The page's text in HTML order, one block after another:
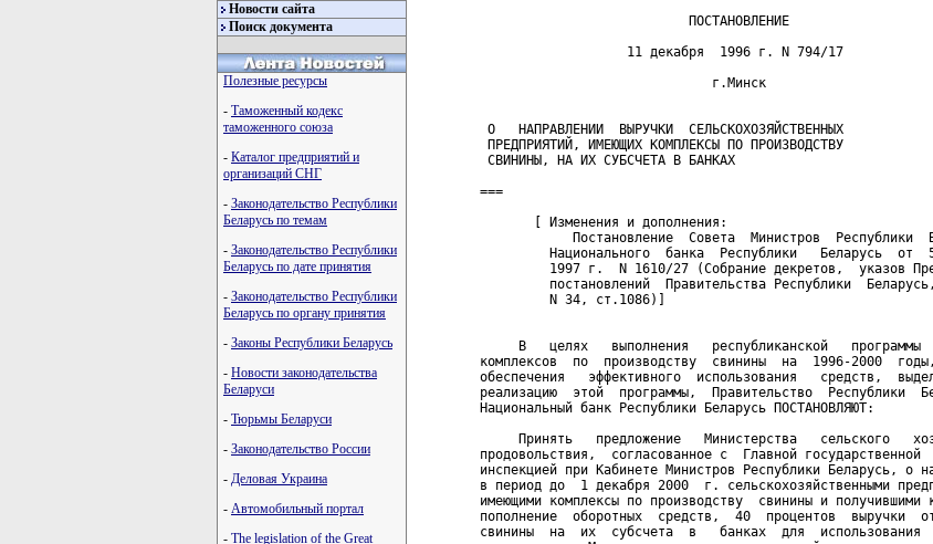
Новости сайта
Поиск документа
Полезные ресурсы
- Таможенный кодекс
таможенного союза
- Каталог предприятий и
организаций СНГ
- Законодательство Республики
Беларусь по темам
- Законодательство Республики
Беларусь по дате принятия
- Законодательство Республики
Беларусь по органу принятия
- Законы Республики Беларусь
- Новости законодательства
Беларуси
- Тюрьмы Беларуси
- Законодательство России
- Деловая Украина
- Автомобильный портал
- The legislation of the Great
                           ПОСТАНОВЛЕНИЕ
                   11 декабря  1996 г. N 794/17
                              г.Минск
О   НАПРАВЛЕНИИ  ВЫРУЧКИ  СЕЛЬСКОХОЗЯЙСТВЕННЫХ
ПРЕДПРИЯТИЙ, ИМЕЮЩИХ КОМПЛЕКСЫ ПО ПРОИЗВОДСТВУ
СВИНИНЫ, НА ИХ СУБСЧЕТА В БАНКАХ
===
       [ Изменения и дополнения:
Постановление  Совета  Министров  Республики
Национального  банка  Республики   Беларусь  от
1997 г.  N 1610/27 (Собрание декретов,  указов
постановлений  Правительства Республики
         N 34, ст.1086)]
В   целях   выполнения   республиканской   программы
комплексов  по  производству  свинины  на  1996-2000
обеспечения   эффективного  использования   средств,
реализацию  этой  программы,  Правительство  Республики
Национальный банк Республики Беларусь ПОСТАНОВЛЯЮТ:
Принять   предложение   Министерства   сельского
продовольствия,  согласованное с  Главной государственной
инспекцией при Кабинете Министров Республики Беларусь, о
в период до  1 декабря 2000  г. сельскохозяйственными
имеющими комплексы по производству  свинины и получившими
пополнение  оборотных  средств,  40  процентов  выручки
свинины  на  их  субсчета  в   банках  для  использования